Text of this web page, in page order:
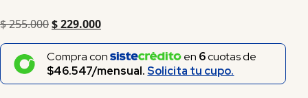
$255.000$229.000
Compra con en 6cuotas de
$46.547/mensual.Solicita tu cupo.